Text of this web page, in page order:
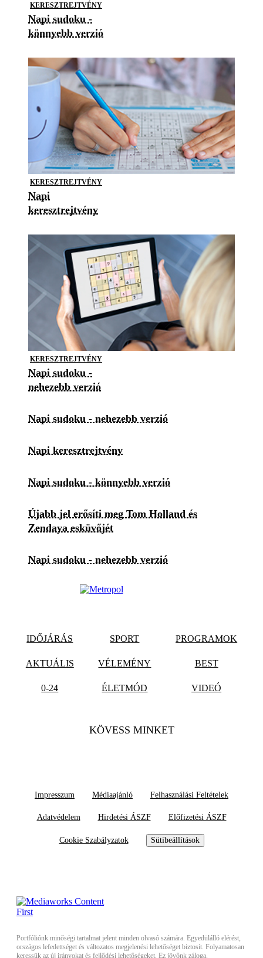
KERESZTREJTVÉNY
Napi sudoku -
könnyebb verzió
KERESZTREJTVÉNY
Napi
keresztrejtvény
KERESZTREJTVÉNY
Napi sudoku -
nehezebb verzió
Napi sudoku - nehezebb verzió
Napi keresztrejtvény
Napi sudoku - könnyebb verzió
Újabb jel erősíti meg Tom Holland és
Zendaya esküvőjét
Napi sudoku - nehezebb verzió
IDŐJÁRÁS SPORT PROGRAMOK
AKTUÁLIS VÉLEMÉNY BEST
0-24 ÉLETMÓD VIDEÓ
KÖVESS MINKET
Impresszum Médiaajánló Felhasználási Feltételek
Adatvédelem Hirdetési ÁSZF Előfizetési ÁSZF
Cookie Szabályzatok Sütibeállítások
Portfóliónk minőségi tartalmat jelent minden olvasó számára. Egyedülálló elérést,
országos lefedettséget és változatos megjelenési lehetőséget biztosít. Folyamatosan
keressük az új irányokat és fejlődési lehetőségeket. Ez jövőnk záloga.